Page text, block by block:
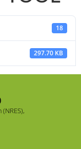
18
297.70 KB